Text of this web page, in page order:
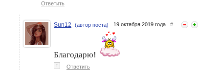
Ответить
Sun12 (автор поста) 19 октября 2019 года #
Благодарю!
↑ Ответить